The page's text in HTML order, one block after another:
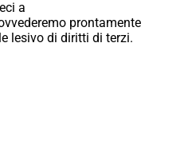
a
prontamente
lesivo di diritti di terzi.